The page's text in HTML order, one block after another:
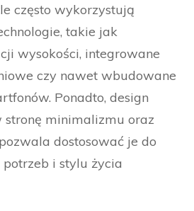
często wykorzystują
takie jak
wysokości, integrowane
czy nawet wbudowane
Ponadto, design
minimalizmu oraz
dostosować je do
i stylu życia